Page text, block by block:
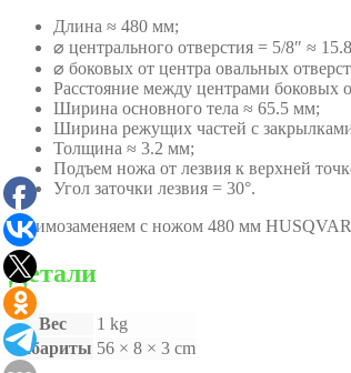
Длина ≈ 480 мм;
⌀ центрального отверстия = 5/8″ ≈
⌀ боковых от центра овальных
Расстояние между центрами боковых
Ширина основного тела ≈ 65.5 мм;
Ширина режущих частей с
Толщина ≈ 3.2 мм;
Подъем ножа от лезвия к верхней
Угол заточки лезвия = 30°.
Взаимозаменяем с ножом 480 мм
Детали
Вес
1 kg
Габариты 56 × 8 × 3 cm